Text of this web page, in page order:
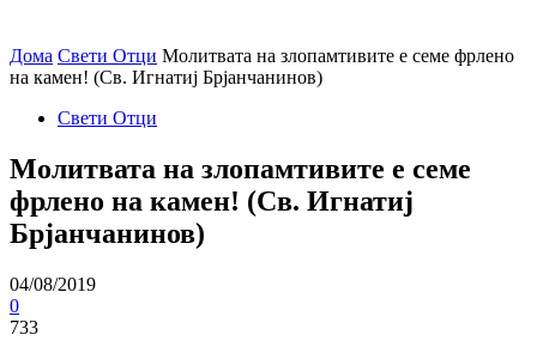
Дома Свети Отци Молитвата на злопамтивите е семе фрлено
на камен! (Св. Игнатиј Брјанчанинов)
Свети Отци
Молитвата на злопамтивите е семе
фрлено на камен! (Св. Игнатиј
Брјанчанинов)
04/08/2019
0
733